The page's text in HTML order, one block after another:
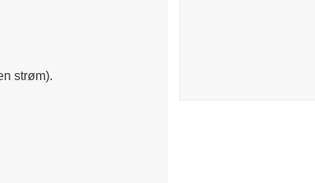
strøm).